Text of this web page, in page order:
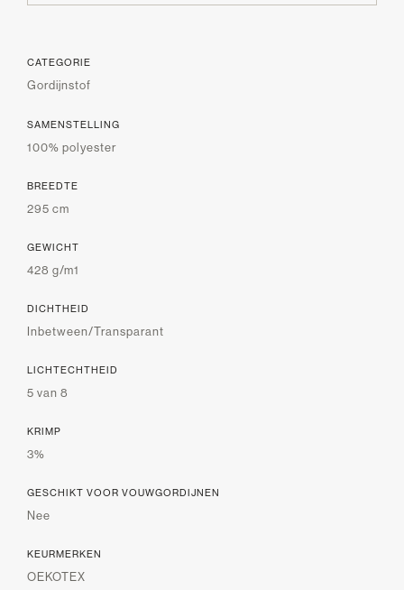
CATEGORIE
Gordijnstof
SAMENSTELLING
100% polyester
BREEDTE
295 cm
GEWICHT
428 g/m1
DICHTHEID
Inbetween/Transparant
LICHTECHTHEID
5 van 8
KRIMP
3%
GESCHIKT VOOR VOUWGORDIJNEN
Nee
KEURMERKEN
OEKOTEX